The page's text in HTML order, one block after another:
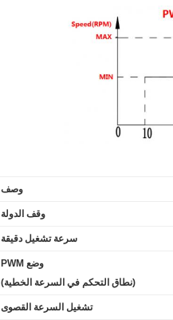
وصف
وقف الدولة
سرعة تشغيل دقيقة
وضع PWM
(نطاق التحكم في السرعة الخطية)
تشغيل السرعة القصوى